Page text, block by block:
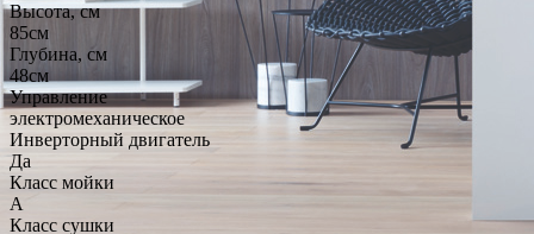
Высота, см
85см
Глубина, см
48см
Управление
электромеханическое
Инверторный двигатель
Да
Класс мойки
A
Класс сушки